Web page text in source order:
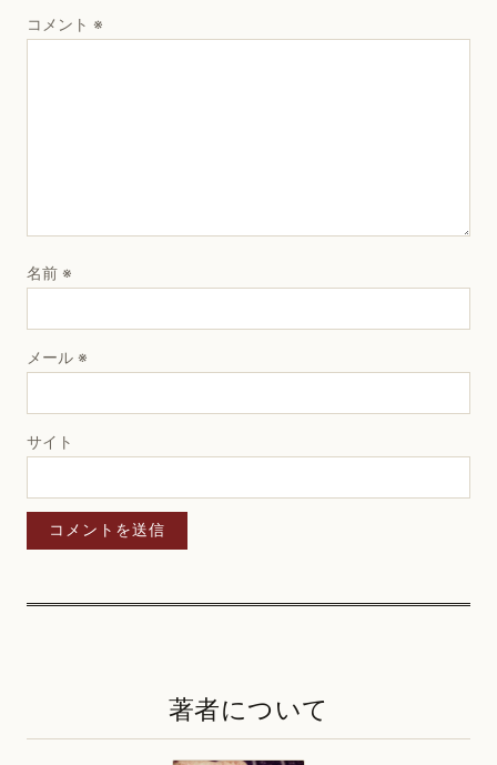
コメント ※
名前 ※
メール ※
サイト
著者について